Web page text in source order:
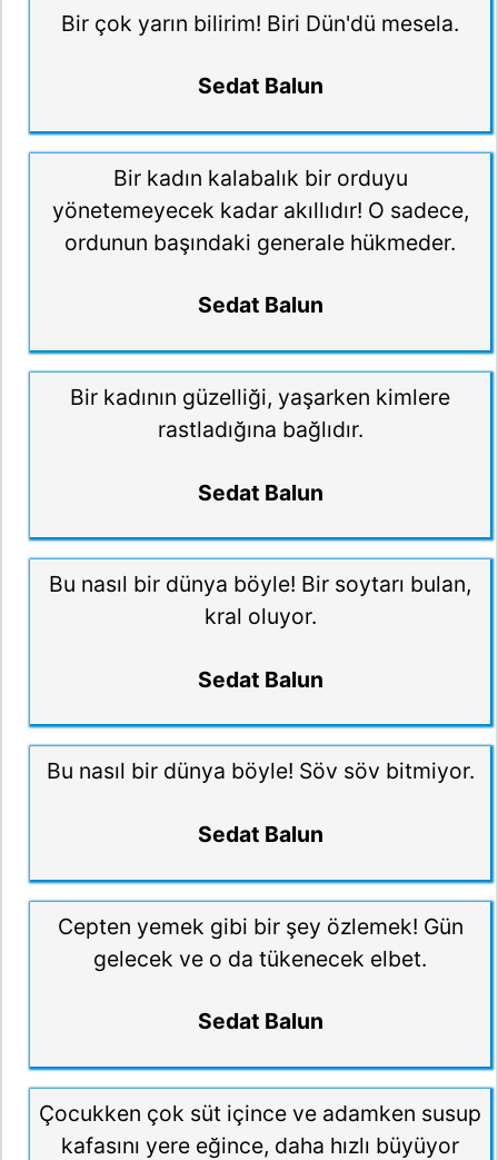
Bir çok yarın bilirim! Biri Dün'dü mesela.
Sedat Balun
Bir kadın kalabalık bir orduyu
yönetemeyecek kadar akıllıdır! O sadece,
ordunun başındaki generale hükmeder.
Sedat Balun
Bir kadının güzelliği, yaşarken kimlere
rastladığına bağlıdır.
Sedat Balun
Bu nasıl bir dünya böyle! Bir soytarı bulan,
kral oluyor.
Sedat Balun
Bu nasıl bir dünya böyle! Söv söv bitmiyor.
Sedat Balun
Cepten yemek gibi bir şey özlemek! Gün
gelecek ve o da tükenecek elbet.
Sedat Balun
Çocukken çok süt içince ve adamken susup
kafasını yere eğince, daha hızlı büyüyor